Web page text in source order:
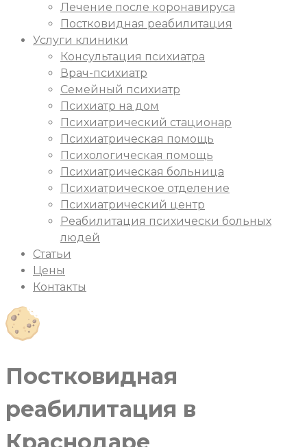
Лечение после коронавируса
Постковидная реабилитация
Услуги клиники
Консультация психиатра
Врач-психиатр
Семейный психиатр
Психиатр на дом
Психиатрический стационар
Психиатрическая помощь
Психологическая помощь
Психиатрическая больница
Психиатрическое отделение
Психиатрический центр
Реабилитация психически больных
людей
Статьи
Цены
Контакты
Постковидная
реабилитация в